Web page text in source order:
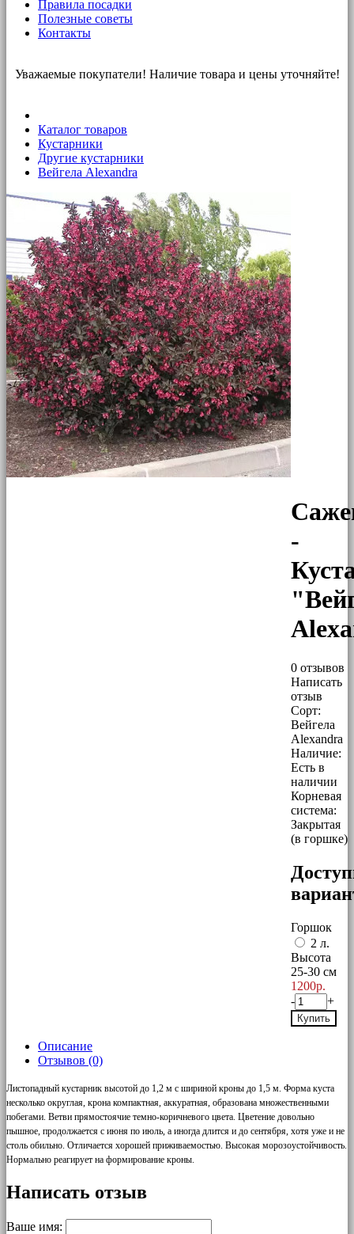
Правила посадки
Полезные советы
Контакты
Уважаемые покупатели! Наличие товара и цены уточняйте!
Каталог товаров
Кустарники
Другие кустарники
Вейгела Alexandra
-
0 отзывов
Написать
отзыв
Сорт:
Вейгела
Alexandra
Наличие:
Есть в
наличии
Корневая
система:
Закрытая
(в горшке)
Горшок
2 л.
Высота
25-30 см
1200р.
-
+
Купить
Описание
Отзывов (0)
Листопадный кустарник высотой до 1,2 м с шириной кроны до 1,5 м. Форма куста
несколько округлая, крона компактная, аккуратная, образована множественными
побегами. Ветви прямостоячие темно-коричневого цвета. Цветение довольно
пышное, продолжается с июня по июль, а иногда длится и до сентября, хотя уже и не
столь обильно. Отличается хорошей приживаемостью. Высокая морозоустойчивость.
Нормально реагирует на формирование кроны.
Написать отзыв
Ваше имя: